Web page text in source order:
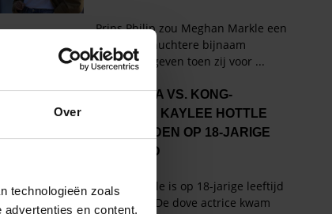
Over
technologieën zoals
en content,